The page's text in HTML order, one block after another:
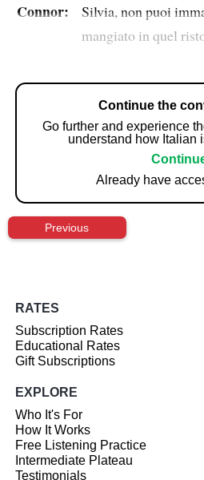
Connor:
Silvia, non puoi
mangiato in quel
Continue the
Go further and experience
understand how Italian
Already have
Previous
RATES
Subscription Rates
Educational Rates
Gift Subscriptions
EXPLORE
Who It's For
How It Works
Free Listening Practice
Intermediate Plateau
Testimonials